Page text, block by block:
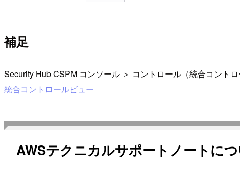
補足
Security Hub CSPM コンソール ＞ コントロール（統合コント
統合コントロールビュー
AWSテクニカルサポートノートに